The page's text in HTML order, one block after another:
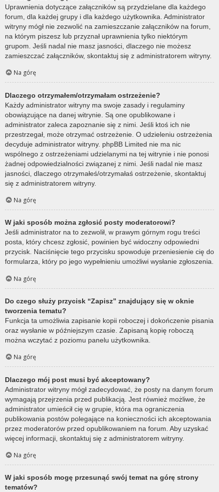
Uprawnienia dotyczące załączników są przydzielane dla każdego
forum, dla każdej grupy i dla każdego użytkownika. Administrator
witryny mógł nie zezwolić na zamieszczanie załączników na forum,
na którym piszesz lub przyznał uprawnienia tylko niektórym
grupom. Jeśli nadal nie masz jasności, dlaczego nie możesz
zamieszczać załączników, skontaktuj się z administratorem witryny.
Na górę
Dlaczego otrzymałem/otrzymałam ostrzeżenie?
Każdy administrator witryny ma swoje zasady i regulaminy
obowiązujące na danej witrynie. Są one opublikowane i
administrator zaleca zapoznanie się z nimi. Jeśli ktoś ich nie
przestrzegał, może otrzymać ostrzeżenie. O udzieleniu ostrzeżenia
decyduje administrator witryny. phpBB Limited nie ma nic
wspólnego z ostrzeżeniami udzielanymi na tej witrynie i nie ponosi
żadnej odpowiedzialności związanej z nimi. Jeśli nadal nie masz
jasności, dlaczego otrzymałeś/otrzymałaś ostrzeżenie, skontaktuj
się z administratorem witryny.
Na górę
W jaki sposób można zgłosić posty moderatorowi?
Jeśli administrator na to zezwolił, w prawym górnym rogu treści
posta, który chcesz zgłosić, powinien być widoczny odpowiedni
przycisk. Naciśnięcie tego przycisku spowoduje przeniesienie cię do
formularza, który po jego wypełnieniu umożliwi wysłanie zgłoszenia.
Na górę
Do czego służy przycisk “Zapisz” znajdujący się w oknie
tworzenia tematu?
Funkcja ta umożliwia zapisanie kopii roboczej i dokończenie pisania
oraz wysłanie w późniejszym czasie. Zapisaną kopię roboczą
można wczytać z poziomu panelu użytkownika.
Na górę
Dlaczego mój post musi być akceptowany?
Administrator witryny mógł zadecydować, że posty na danym forum
wymagają przejrzenia przed publikacją. Jest również możliwe, że
administrator umieścił cię w grupie, która ma ograniczenia
publikowania postów polegające na konieczności ich akceptowania
przez moderatorów przed opublikowaniem na forum. Aby uzyskać
więcej informacji, skontaktuj się z administratorem witryny.
Na górę
W jaki sposób mogę przesunąć swój temat na górę strony
tematów?